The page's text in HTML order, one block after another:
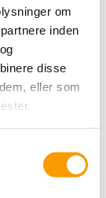
om
inden
disse
eller som